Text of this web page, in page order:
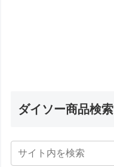
ダイソー商品検索